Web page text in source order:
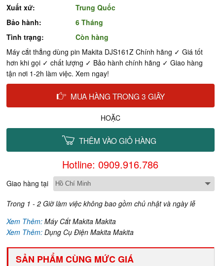
Xuất xứ:
Trung Quốc
Bảo hành:
6 Tháng
Tình trạng:
Còn hàng
Máy cắt thẳng dùng pin Makita DJS161Z Chính hãng ✓ Giá tốt
hơn khi gọi ✓ chất lượng ✓ Bảo hành chính hãng ✓ Giao hàng
tận nơi 1-2h làm việc. Xem ngay!
MUA HÀNG TRONG 3 GIÂY
HOẶC
THÊM VÀO GIỎ HÀNG
Hotline: 0909.916.786
Giao hàng tại
Trong 1 - 2 Giờ làm việc không bao gồm chủ nhật và ngày lễ
Xem Thêm:Máy Cắt Makita Makita
Xem Thêm:Dụng Cụ Điện Makita Makita
SẢN PHẨM CÙNG MỨC GIÁ